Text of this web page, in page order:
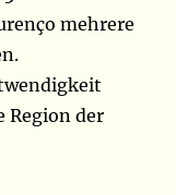
mehrere
Region der